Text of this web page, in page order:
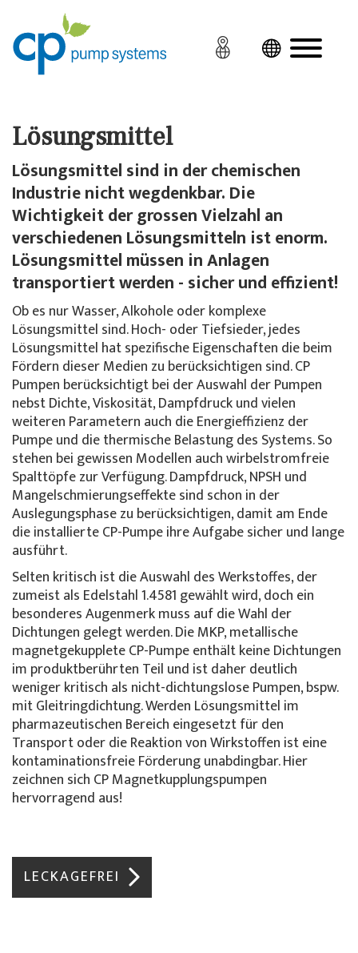
Lösungsmittel
Lösungsmittel sind in der chemischen
Industrie nicht wegdenkbar. Die
Wichtigkeit der grossen Vielzahl an
verschiedenen Lösungsmitteln ist enorm.
Lösungsmittel müssen in Anlagen
transportiert werden - sicher und effizient!
Ob es nur Wasser, Alkohole oder komplexe
Lösungsmittel sind. Hoch- oder Tiefsieder, jedes
Lösungsmittel hat spezifische Eigenschaften die beim
Fördern dieser Medien zu berücksichtigen sind. CP
Pumpen berücksichtigt bei der Auswahl der Pumpen
nebst Dichte, Viskosität, Dampfdruck und vielen
weiteren Parametern auch die Energieffizienz der
Pumpe und die thermische Belastung des Systems. So
stehen bei gewissen Modellen auch wirbelstromfreie
Spalttöpfe zur Verfügung. Dampfdruck, NPSH und
Mangelschmierungseffekte sind schon in der
Auslegungsphase zu berücksichtigen, damit am Ende
die installierte CP-Pumpe ihre Aufgabe sicher und lange
ausführt.
Selten kritisch ist die Auswahl des Werkstoffes, der
zumeist als Edelstahl 1.4581 gewählt wird, doch ein
besonderes Augenmerk muss auf die Wahl der
Dichtungen gelegt werden. Die MKP, metallische
magnetgekupplete CP-Pumpe enthält keine Dichtungen
im produktberührten Teil und ist daher deutlich
weniger kritisch als nicht-dichtungslose Pumpen, bspw.
mit Gleitringdichtung. Werden Lösungsmittel im
pharmazeutischen Bereich eingesetzt für den
Transport oder die Reaktion von Wirkstoffen ist eine
kontaminationsfreie Förderung unabdingbar. Hier
zeichnen sich CP Magnetkupplungspumpen
hervorragend aus!
LECKAGEFREI